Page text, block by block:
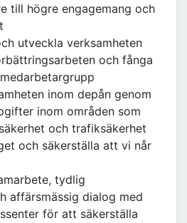
till högre engagemang och
utveckla verksamheten
och fånga
inom depån genom
inom områden som
och trafiksäkerhet
och säkerställa att vi når
tydlig
affärsmässig dialog med
för att säkerställa